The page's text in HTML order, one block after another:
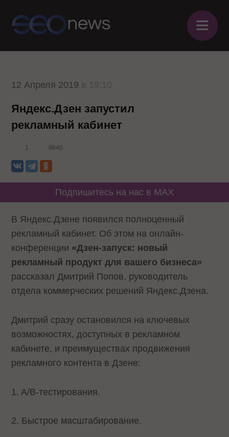
≡
12 Апреля 2019
Яндекс.Дзен запустил
рекламный кабинет
1 9640
Подпишитесь на нас в MAX
В Яндекс.Дзене появился полноценный
рекламный кабинет. Об этом на онлайн-
конференции «Дзен-запуск: новый
рекламный продукт для вашего бизнеса»
рассказал Дмитрий Попов, руководитель
отдела коммерческих решений Яндекс.Дзена.
Дмитрий сразу остановился на ключевых
возможностях, доступных в рекламном
кабинете, и преимуществах продвижения
рекламного контента в Дзене:
1. A/B-тестирования.
2. Быстрое масштабирование.